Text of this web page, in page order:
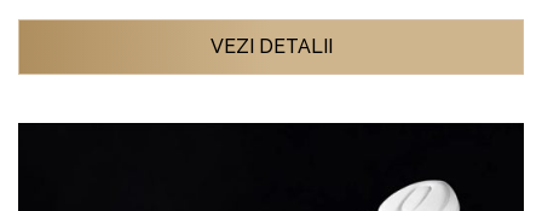
VEZI DETALII